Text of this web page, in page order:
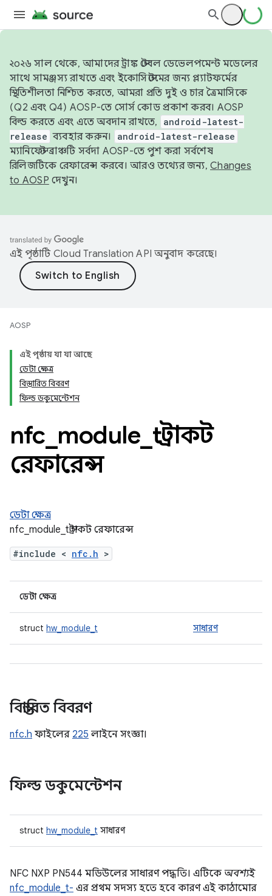
২০২৬ সাল থেকে, আমাদের ট্রাঙ্ক স্টেবল ডেভেলপমেন্ট মডেলের
সাথে সামঞ্জস্য রাখতে এবং ইকোসিস্টেমের জন্য প্ল্যাটফর্মের
স্থিতিশীলতা নিশ্চিত করতে, আমরা প্রতি দুই ও চার ত্রৈমাসিকে
(Q2 এবং Q4) AOSP-তে সোর্স কোড প্রকাশ করব। AOSP
বিল্ড করতে এবং এতে অবদান রাখতে,
android-latest-
release ব্যবহার করুন। android-latest-release
ম্যানিফেস্ট ব্রাঞ্চটি সর্বদা AOSP-তে পুশ করা সর্বশেষ
রিলিজটিকে রেফারেন্স করবে। আরও তথ্যের জন্য, Changes
to AOSP দেখুন।
এই পৃষ্ঠাটি Cloud Translation API অনুবাদ করেছে।
AOSP
এই পৃষ্ঠায় যা যা আছে
ডেটা ক্ষেত্র
বিস্তারিত বিবরণ
ফিল্ড ডকুমেন্টেশন
nfc module t স্ট্রাকট
রেফারেন্স
ডেটা ক্ষেত্র
nfc_module_t স্ট্রাকট রেফারেন্স
#include < nfc.h >
ডেটা ক্ষেত্র
struct hw_module_t সাধারণ
বিস্তারিত বিবরণ
nfc.h ফাইলের 225 লাইনে সংজ্ঞা।
ফিল্ড ডকুমেন্টেশন
struct hw_module_t সাধারণ
NFC NXP PN544 মডিউলের সাধারণ পদ্ধতি। এটিকে অবশ্যই
nfc_module_t- এর প্রথম সদস্য হতে হবে কারণ এই কাঠামোর